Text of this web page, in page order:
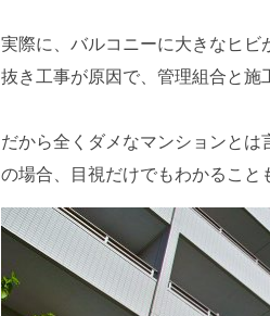
実際に、バルコニーに大きなヒ
抜き工事が原因で、管理組合と施
だから全くダメなマンションと
の場合、目視だけでもわかること